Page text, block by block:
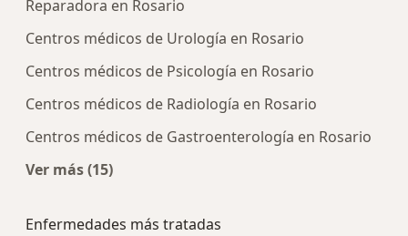
Reparadora en Rosario
Centros médicos de Urología en Rosario
Centros médicos de Psicología en Rosario
Centros médicos de Radiología en Rosario
Centros médicos de Gastroenterología en Rosario
Ver más (15)
Enfermedades más tratadas